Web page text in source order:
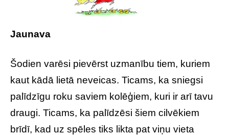
Jaunava
Šodien varēsi pievērst uzmanību tiem, kuriem
kaut kādā lietā neveicas. Ticams, ka sniegsi
palīdzīgu roku saviem kolēģiem, kuri ir arī tavu
draugi. Ticams, ka palīdzēsi šiem cilvēkiem
brīdī, kad uz spēles tiks likta pat viņu vieta